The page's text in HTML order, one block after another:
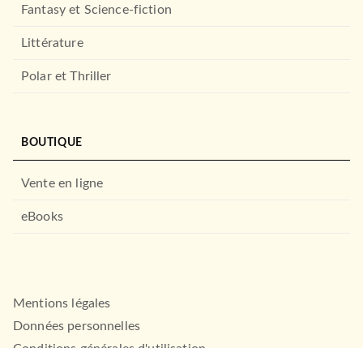
Fantasy et Science-fiction
Littérature
Polar et Thriller
BOUTIQUE
Vente en ligne
eBooks
Mentions légales
Données personnelles